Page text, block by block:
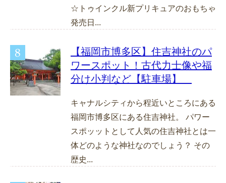
☆トゥインクル新プリキュアのおもちゃ
発売日...
【福岡市博多区】住吉神社のパ
ワースポット！古代力士像や福
分け小判など【駐車場】
キャナルシティから程近いところにある
福岡市博多区にある住吉神社。 パワー
スポッットとして人気の住吉神社とは一
体どのような神社なのでしょう？ その
歴史...